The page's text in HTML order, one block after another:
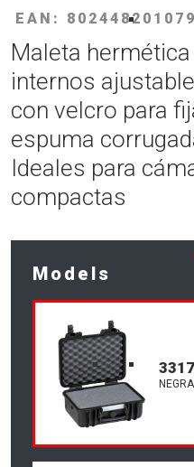
EAN:
Maleta
internos
con velcro para
espuma
Ideales para
compactas
Models